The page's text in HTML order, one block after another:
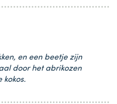
en een beetje zijn
door het abrikozen
kokos.